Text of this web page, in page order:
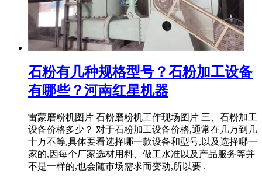
石粉有几种规格型号？石粉加工设备
有哪些？河南红星机器
雷蒙磨粉机图片 石粉磨粉机工作现场图片 三、石粉加工
设备价格多少？ 对于石粉加工设备价格,通常在几万到几
十万不等,具体要看选择哪一款设备和型号,以及选择哪一
家的,因每个厂家选材用料、做工水准以及产品服务等并
不是一样的,也会随市场需求而变动,所以要 .